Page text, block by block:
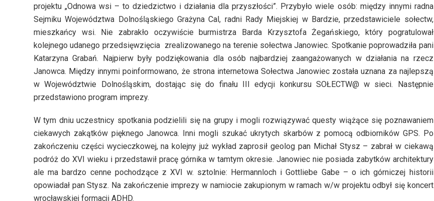
projektu „Odnowa wsi – to dziedzictwo i działania dla przyszłości”. Przybyło wiele osób: między innymi radna
Sejmiku Województwa Dolnośląskiego Grażyna Cal, radni Rady Miejskiej w Bardzie, przedstawiciele sołectw,
mieszkańcy wsi. Nie zabrakło oczywiście burmistrza Barda Krzysztofa Żegańskiego, który pogratulował
kolejnego udanego przedsięwzięcia zrealizowanego na terenie sołectwa Janowiec. Spotkanie poprowadziła pani
Katarzyna Grabań. Najpierw były podziękowania dla osób najbardziej zaangażowanych w działania na rzecz
Janowca. Między innymi poinformowano, że strona internetowa Sołectwa Janowiec została uznana za najlepszą
w Województwie Dolnośląskim, dostając się do finału III edycji konkursu SOŁECTW@ w sieci. Następnie
przedstawiono program imprezy.
W tym dniu uczestnicy spotkania podzielili się na grupy i mogli rozwiązywać questy wiążące się poznawaniem
ciekawych zakątków pięknego Janowca. Inni mogli szukać ukrytych skarbów z pomocą odbiorników GPS. Po
zakończeniu części wycieczkowej, na kolejny już wykład zaprosił geolog pan Michał Stysz – zabrał w ciekawą
podróż do XVI wieku i przedstawił pracę górnika w tamtym okresie. Janowiec nie posiada zabytków architektury
ale ma bardzo cenne pochodzące z XVI w. sztolnie: Hermannloch i Gottliebe Gabe – o ich górniczej historii
opowiadał pan Stysz. Na zakończenie imprezy w namiocie zakupionym w ramach w/w projektu odbył się koncert
wrocławskiej formacji ADHD.